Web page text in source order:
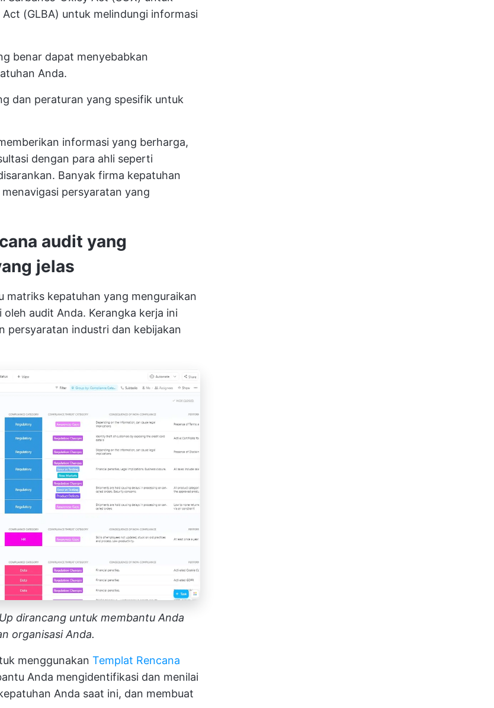
(GLBA) untuk melindungi informasi
benar dapat menyebabkan
Anda.
dan peraturan yang spesifik untuk
informasi yang berharga,
dengan para ahli seperti
Banyak firma kepatuhan
persyaratan yang
audit yang
jelas
matriks kepatuhan yang menguraikan
audit Anda. Kerangka kerja ini
persyaratan industri dan kebijakan
dirancang untuk membantu Anda
organisasi Anda.
menggunakan Templat Rencana
Anda mengidentifikasi dan menilai
Anda saat ini, dan membuat